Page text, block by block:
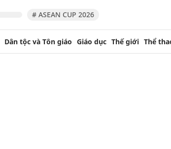
# ASEAN CUP 2026
Dân tộc và Tôn giáo Giáo dục Thế giới Thể